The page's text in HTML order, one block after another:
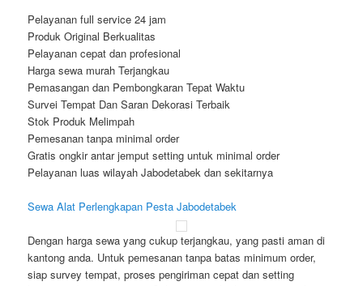
Pelayanan full service 24 jam
Produk Original Berkualitas
Pelayanan cepat dan profesional
Harga sewa murah Terjangkau
Pemasangan dan Pembongkaran Tepat Waktu
Survei Tempat Dan Saran Dekorasi Terbaik
Stok Produk Melimpah
Pemesanan tanpa minimal order
Gratis ongkir antar jemput setting untuk minimal order
Pelayanan luas wilayah Jabodetabek dan sekitarnya
Sewa Alat Perlengkapan Pesta Jabodetabek
Dengan harga sewa yang cukup terjangkau, yang pasti aman di
kantong anda. Untuk pemesanan tanpa batas minimum order,
siap survey tempat, proses pengiriman cepat dan setting